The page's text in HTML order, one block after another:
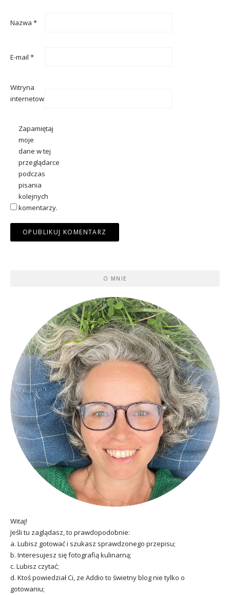
Nazwa *
E-mail *
Witryna
internetowa
Zapamiętaj
moje
dane w tej
przeglądarce
podczas
pisania
kolejnych
komentarzy.
O MNIE
Witaj!
Jeśli tu zaglądasz, to prawdopodobnie:
a. Lubisz gotować i szukasz sprawdzonego przepisu;
b. Interesujesz się fotografią kulinarną;
c. Lubisz czytać;
d. Ktoś powiedział Ci, ze Addio to świetny blog nie tylko o
gotowaniu;